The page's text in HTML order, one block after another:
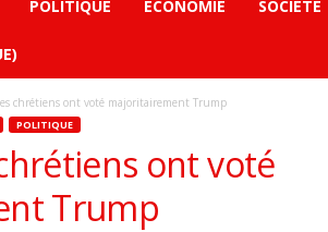
POLITIQUE ECONOMIE SOCIÉTÉ
chrétiens ont voté majoritairement Trump
POLITIQUE
ont voté
Trump